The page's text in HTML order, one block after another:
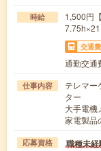
時給
1,500円
交通費
通勤交通
仕事内容
テレマー
ター
大手電機
家電製品
応募資格 職種未